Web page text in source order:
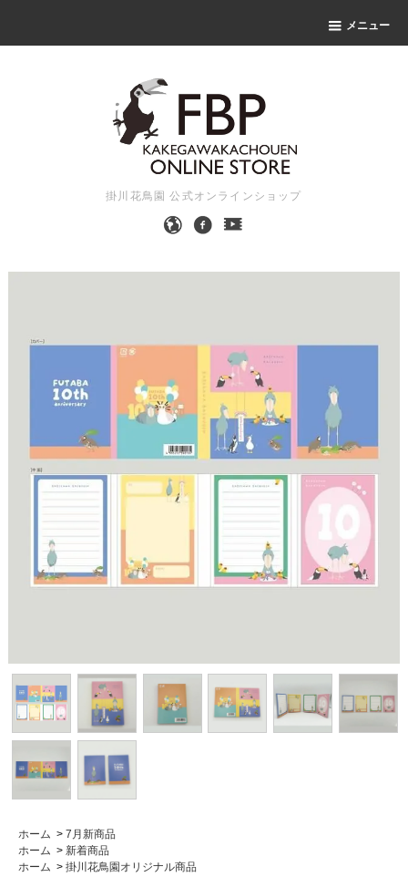
メニュー
掛川花鳥園 公式オンラインショップ
ホーム > 7月新商品
ホーム > 新着商品
ホーム > 掛川花鳥園オリジナル商品